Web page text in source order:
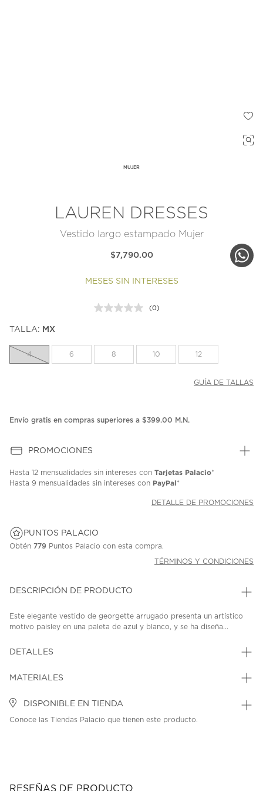
MUJER
LAUREN DRESSES
Vestido largo estampado Mujer
$7,790.00
MESES SIN INTERESES
Sin
la
misma
(0)
TALLA: MX
4 6 8 10 12
GUÍA DE TALLAS
Envío gratis en compras superiores a $399.00 M.N.
PROMOCIONES
Hasta 12 mensualidades sin intereses con Tarjetas Palacio*
Hasta 9 mensualidades sin intereses con PayPal*
DETALLE DE PROMOCIONES
PUNTOS PALACIO
Obtén 779 Puntos Palacio con esta compra.
TÉRMINOS Y CONDICIONES
DESCRIPCIÓN DE PRODUCTO
Este elegante vestido de georgette arrugado presenta un artístico
motivo paisley en una paleta de azul y blanco, y se ha diseña...
DETALLES
MATERIALES
DISPONIBLE EN TIENDA
Conoce las Tiendas Palacio que tienen este producto.
RESEÑAS DE PRODUCTO